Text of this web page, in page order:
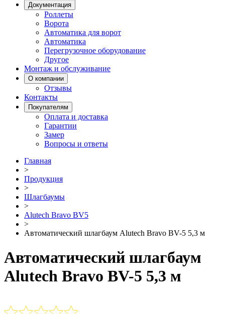
Документация
Роллеты
Ворота
Автоматика для ворот
Автоматика
Перегрузочное оборудование
Другое
Монтаж и обслуживание
О компании
Отзывы
Контакты
Покупателям
Оплата и доставка
Гарантии
Замер
Вопросы и ответы
Главная
>
Продукция
>
Шлагбаумы
>
Alutech Bravo BV5
>
Автоматический шлагбаум Alutech Bravo BV-5 5,3 м
Автоматический шлагбаум
Alutech Bravo BV-5 5,3 м